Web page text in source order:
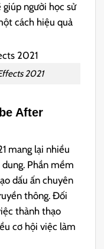
người học sử
cách hiệu quả
2021
After
mang lại nhiều
Phần mềm
dấu ấn chuyên
thông. Đối
thành thạo
cơ hội việc làm